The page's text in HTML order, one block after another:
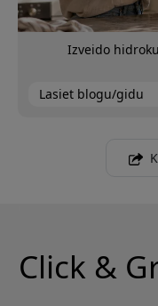
Izveido
Lasiet blogu/gidu
Click &